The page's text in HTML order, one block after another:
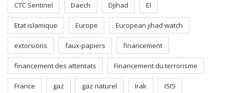
CTC Sentinel Daech Djihad EI
Etat islamique Europe European jihad watch
extorsions faux-papiers financement
financement des attentats Financement du terrorisme
France gaz gaz naturel Irak ISIS